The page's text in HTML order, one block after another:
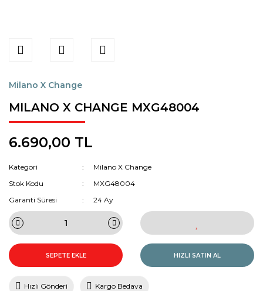
Milano X Change
MILANO X CHANGE MXG48004
6.690,00 TL
Kategori
Milano X Change
Stok Kodu
MXG48004
Garanti Süresi
24 Ay
SEPETE EKLE HIZLI SATIN AL
Hızlı Gönderi Kargo Bedava